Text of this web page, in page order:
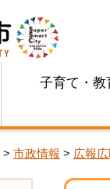
子育て・教
> 市政情報 > 広報